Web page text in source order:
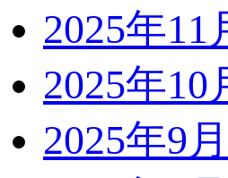
2025年11
2025年10
2025年9月